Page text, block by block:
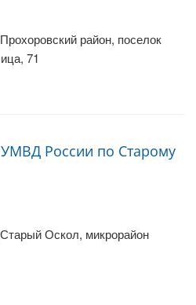
район, поселок
71
России по Старому
Оскол, микрорайон